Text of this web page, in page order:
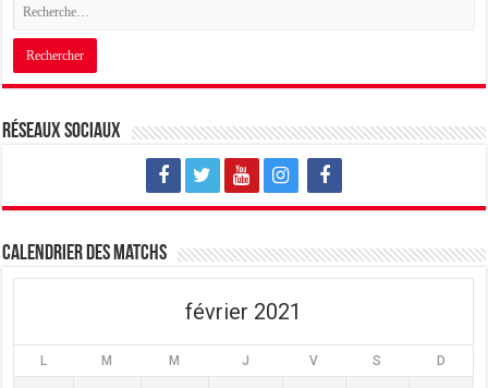
Réseaux sociaux
Calendrier des matchs
février 2021
L M M J V S D